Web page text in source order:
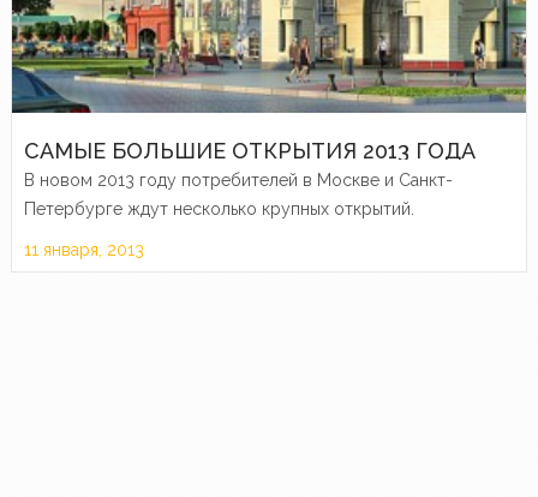
САМЫЕ БОЛЬШИЕ ОТКРЫТИЯ 2013 ГОДА
В новом 2013 году потребителей в Москве и Санкт-
Петербурге ждут несколько крупных открытий.
11 января, 2013